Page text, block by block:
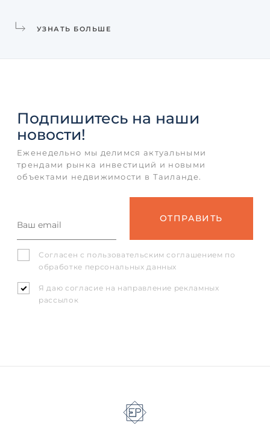
УЗНАТЬ БОЛЬШЕ
Подпишитесь на наши
новости!
Еженедельно мы делимся актуальными
трендами рынка инвестиций и новыми
объектами недвижимости в Таиланде.
Согласен с пользовательским соглашением по
обработке персональных данных
Я даю согласие на направление рекламных
рассылок